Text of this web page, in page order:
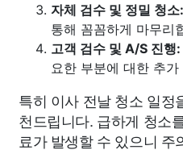
자체 검수 및 정밀 청소:
통해 꼼꼼하게 마무리
고객 검수 및 A/S 진행:
요한 부분에 대한 추
특히 이사 전날 청소 일정
천드립니다. 급하게 청소
료가 발생할 수 있으니 주